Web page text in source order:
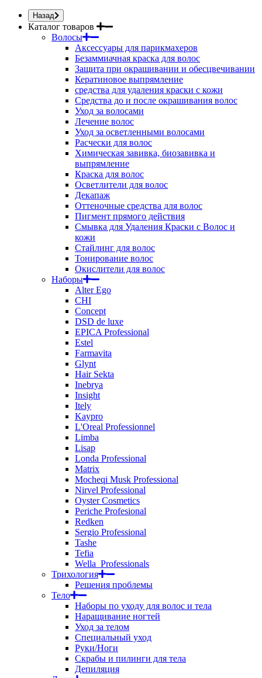
Назад
Каталог товаров
Волосы
Аксессуары для парикмахеров
Безаммиачная краска для волос
Защита при окрашивании и обесцвечивании
Кератиновое выпрямление
средства для удаления краски с кожи
Средства до и после окрашивания волос
Уход за волосами
Лечение волос
Уход за осветленными волосами
Расчески для волос
Химическая завивка, биозавивка и
выпрямление
Краска для волос
Осветлители для волос
Декапаж
Оттеночные средства для волос
Пигмент прямого действия
Смывка для Удаления Краски с Волос и
кожи
Стайлинг для волос
Тонирование волос
Окислители для волос
Наборы
Alter Ego
CHI
Concept
DSD de luxe
EPICA Professional
Estel
Farmavita
Glynt
Hair Sekta
Inebrya
Insight
Itely
Kaypro
L'Oreal Professionnel
Limba
Lisap
Londa Professional
Matrix
Mocheqi Musk Professional
Nirvel Professional
Oyster Cosmetics
Periche Profesional
Redken
Sergio Professional
Tashe
Tefia
Wella_Professionals
Трихология
Решения проблемы
Тело
Наборы по уходу для волос и тела
Наращивание ногтей
Уход за телом
Специальный уход
Руки/Ноги
Скрабы и пилинги для тела
Депиляция